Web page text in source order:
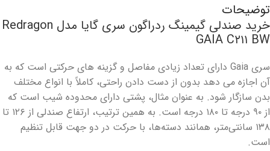
توضیحات
خرید صندلی گیمینگ ردراگون سری گایا مدل Redragon
GAIA C۲۱۱ BW
سری Gaia دارای تعداد زیادی مفاصل و گزینه های حرکتی است که به
آن اجازه می دهد بدون از دست دادن راحتی، کاملاً با انواع مختلف
بدن سازگار شود. به عنوان مثال، پشتی دارای محدوده شیب است که
از ۹۰ درجه تا ۱۸۰ درجه است. به همین ترتیب، ارتفاع صندلی از ۱۲۶ تا
۱۳۸ سانتی‌متر، همانند دسته‌ها، با حرکت در دو جهت قابل تنظیم
است.